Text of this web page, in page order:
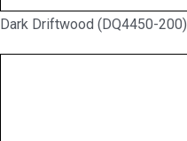
Dark Driftwood (DQ4450-200)